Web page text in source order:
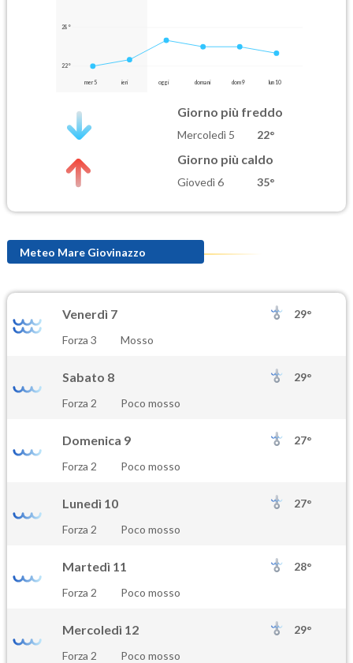
28°
22°
mer 5 ieri oggi domani dom 9 lun 10
Giorno più freddo
Mercoledì 5 22°
Giorno più caldo
Giovedì 6 35°
Meteo Mare Giovinazzo
Venerdì 7
29°
Forza 3
Mosso
Sabato 8
29°
Forza 2
Poco mosso
Domenica 9
27°
Forza 2
Poco mosso
Lunedì 10
27°
Forza 2
Poco mosso
Martedì 11
28°
Forza 2
Poco mosso
Mercoledì 12
29°
Forza 2
Poco mosso